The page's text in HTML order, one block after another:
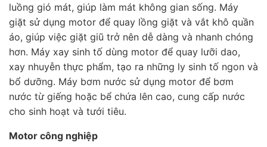
luồng gió mát, giúp làm mát không gian sống. Máy
giặt sử dụng motor để quay lồng giặt và vắt khô quần
áo, giúp việc giặt giũ trở nên dễ dàng và nhanh chóng
hơn. Máy xay sinh tố dùng motor để quay lưỡi dao,
xay nhuyễn thực phẩm, tạo ra những ly sinh tố ngon và
bổ dưỡng. Máy bơm nước sử dụng motor để bơm
nước từ giếng hoặc bể chứa lên cao, cung cấp nước
cho sinh hoạt và tưới tiêu.
Motor công nghiệp